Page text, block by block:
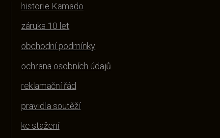
historie Kamado
záruka 10 let
obchodní podmínky
ochrana osobních údajů
reklamační řád
pravidla soutěží
ke stažení